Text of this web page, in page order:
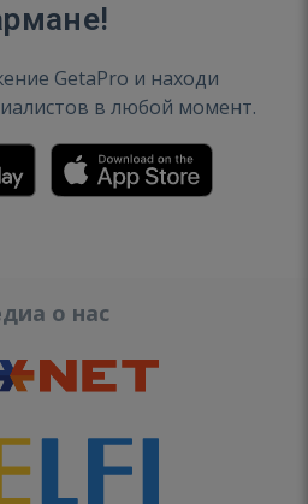
GetaPro и находи
в любой момент.
о нас